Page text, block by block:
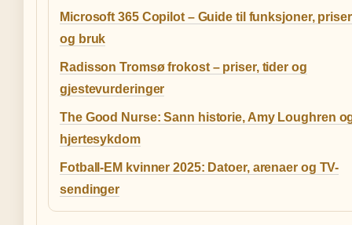
Microsoft 365 Copilot – Guide til funksjoner, priser
og bruk
Radisson Tromsø frokost – priser, tider og
gjestevurderinger
The Good Nurse: Sann historie, Amy Loughren
hjertesykdom
Fotball-EM kvinner 2025: Datoer, arenaer og TV-
sendinger